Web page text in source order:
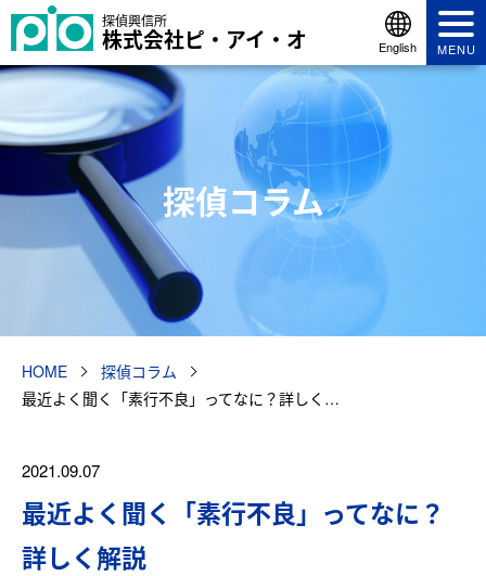
探偵興信所
株式会社ピ・アイ・オ English MENU
探偵コラム
HOME
探偵コラム
最近よく聞く「素行不良」ってなに？詳しく…
2021.09.07
最近よく聞く「素行不良」ってなに？
詳しく解説